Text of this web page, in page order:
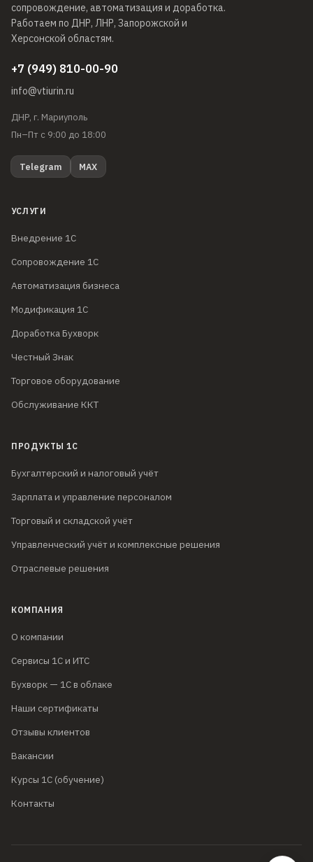
сопровождение, автоматизация и доработка.
Работаем по ДНР, ЛНР, Запорожской и
Херсонской областям.
+7 (949) 810-00-90
info@vtiurin.ru
ДНР, г. Мариуполь
Пн–Пт с 9:00 до 18:00
Telegram MAX
УСЛУГИ
Внедрение 1С
Сопровождение 1С
Автоматизация бизнеса
Модификация 1С
Доработка Бухворк
Честный Знак
Торговое оборудование
Обслуживание ККТ
ПРОДУКТЫ 1С
Бухгалтерский и налоговый учёт
Зарплата и управление персоналом
Торговый и складской учёт
Управленческий учёт и комплексные решения
Отраслевые решения
КОМПАНИЯ
О компании
Сервисы 1С и ИТС
Бухворк — 1С в облаке
Наши сертификаты
Отзывы клиентов
Вакансии
Курсы 1С (обучение)
Контакты